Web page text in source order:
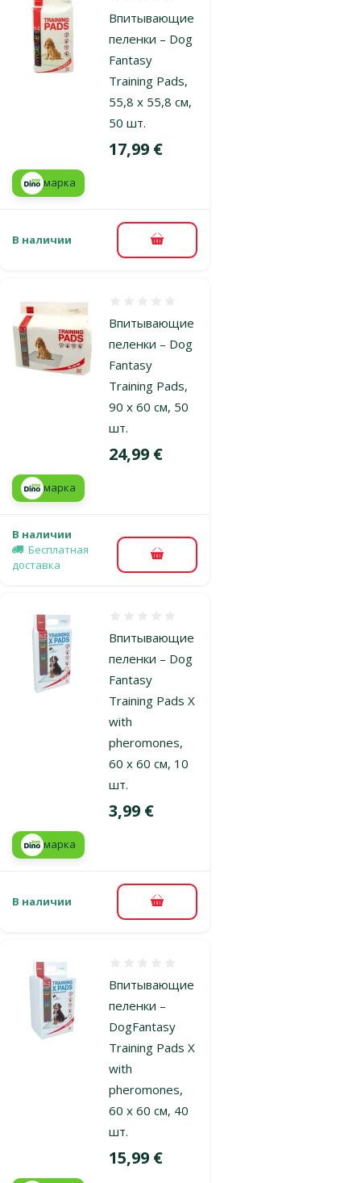
Впитывающие
пеленки – Dog
Fantasy
Training Pads,
55,8 x 55,8 см,
50 шт.
Цена
17,99 €
марка
В наличии В корзину
Впитывающие
пеленки – Dog
Fantasy
Training Pads,
90 x 60 cм, 50
шт.
Цена
24,99 €
марка
В наличии
Бесплатная
доставка
В корзину
Впитывающие
пеленки – Dog
Fantasy
Training Pads X
with
pheromones,
60 x 60 см, 10
шт.
Цена
3,99 €
марка
В наличии В корзину
Впитывающие
пеленки –
DogFantasy
Training Pads X
with
pheromones,
60 x 60 см, 40
шт.
Цена
15,99 €